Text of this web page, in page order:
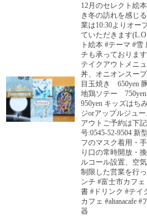
12月のセレクト絵
き冬の訪れを感じ
業は10:30よりオー
ていただきます
ト絵本 #テーマ #
チも承っておりま
テイクアウトメニ
丼、オニオンスー
目玉焼き 650yen
地鶏ソテー 750yen
950yen キッズはち
ジorアップルジュ
アウトご予約は下
号:0545-52-9504 新
フのマスク着用・
り口の常時開放・
ルコール設置、空
制限した営業を行
ンチ #富士市カフ
書 #ドリンク #テイ
カフェ #altanacafe
器